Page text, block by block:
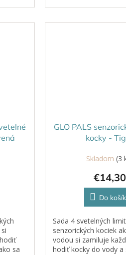
sa
GLO PALS
kocky -
Skladom (3
€14,30
Do
Sada 4 svetelných
senzorických kociek
vodou si zamiluje
hodiť kocky do vody a